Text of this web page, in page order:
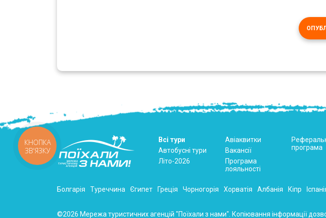
Всі тури
Автобусні тури
Літо-2026
Авіаквитки
Вакансії
Програма
лояльності
програма
Болгарія Туреччина Єгипет Греція Чорногорія Хорватія Албанія Кіпр
©2026 Мережа туристичних агенцій "Поїхали з нами". Копіювання інформації
КНОПКА
ЗВ'ЯЗКУ